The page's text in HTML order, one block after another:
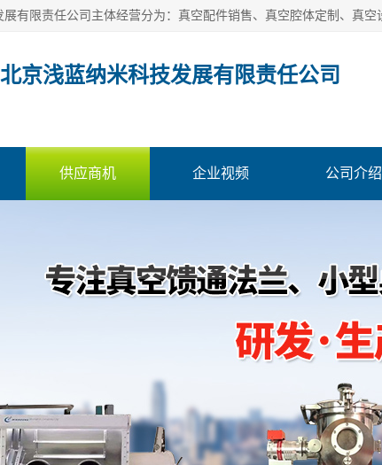
北京浅蓝纳米科技发展有限责任公司
供应商机 企业视频 公司介绍